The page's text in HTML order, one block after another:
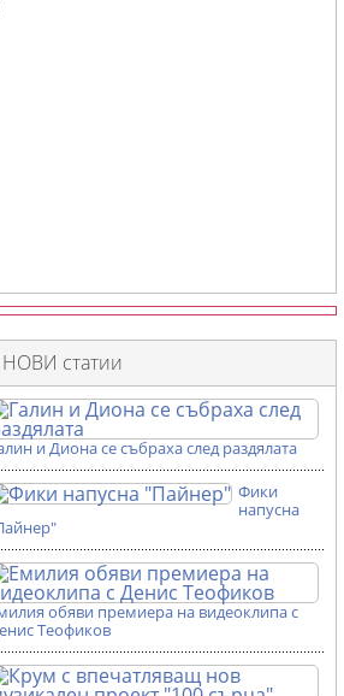
НОВИ статии
и Диона се събраха след раздялата
Фики
напусна
обяви премиера на видеоклипа с
Теофиков